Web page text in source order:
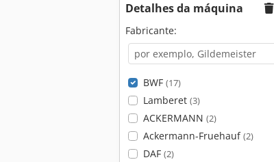
Detalhes da máquina
Fabricante:
BWF (17)
Lamberet (3)
ACKERMANN (2)
Ackermann-Fruehauf(2)
DAF (2)